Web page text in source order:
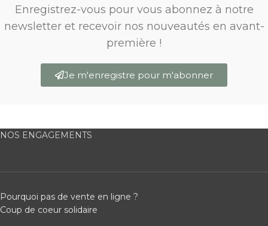
Enregistrez-vous pour vous abonnez à notre
newsletter et recevoir nos nouveautés en avant-
première !
Je m'enregistre pour m'abonner
NOS ENGAGEMENTS
Pourquoi pas de vente en ligne ?
Coup de coeur solidaire